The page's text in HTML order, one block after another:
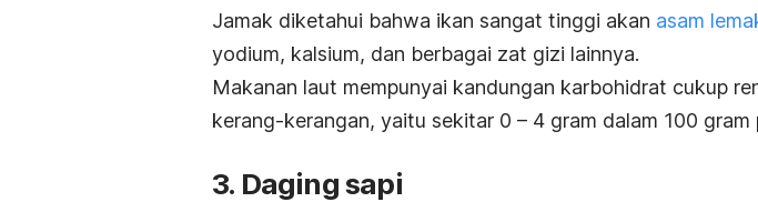
Jamak diketahui bahwa ikan sangat tinggi akan asam
yodium, kalsium, dan berbagai zat gizi lainnya.
Makanan laut mempunyai kandungan karbohidrat cukup
kerang-kerangan, yaitu sekitar 0 – 4 gram dalam 100 gram
3. Daging sapi